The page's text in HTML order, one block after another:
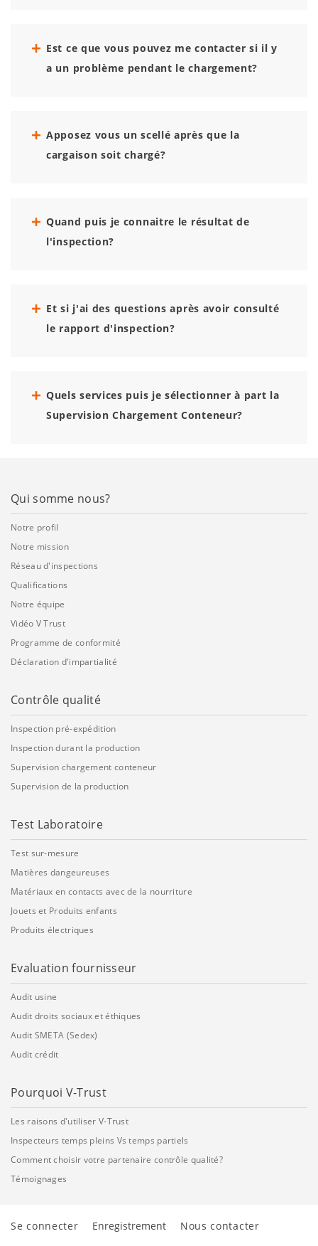
Est ce que vous pouvez me contacter si il y
a un problème pendant le chargement?
Apposez vous un scellé après que la
cargaison soit chargé?
Quand puis je connaitre le résultat de
l'inspection?
Et si j'ai des questions après avoir consulté
le rapport d'inspection?
Quels services puis je sélectionner à part la
Supervision Chargement Conteneur?
Qui somme nous?
Notre profil
Notre mission
Réseau d'inspections
Qualifications
Notre équipe
Vidéo V Trust
Programme de conformité
Déclaration d'impartialité
Contrôle qualité
Inspection pré-expédition
Inspection durant la production
Supervision chargement conteneur
Supervision de la production
Test Laboratoire
Test sur-mesure
Matières dangeureuses
Matériaux en contacts avec de la nourriture
Jouets et Produits enfants
Produits électriques
Evaluation fournisseur
Audit usine
Audit droits sociaux et éthiques
Audit SMETA (Sedex)
Audit crédit
Pourquoi V-Trust
Les raisons d'utiliser V-Trust
Inspecteurs temps pleins Vs temps partiels
Comment choisir votre partenaire contrôle qualité?
Témoignages
Se connecter Enregistrement Nous contacter